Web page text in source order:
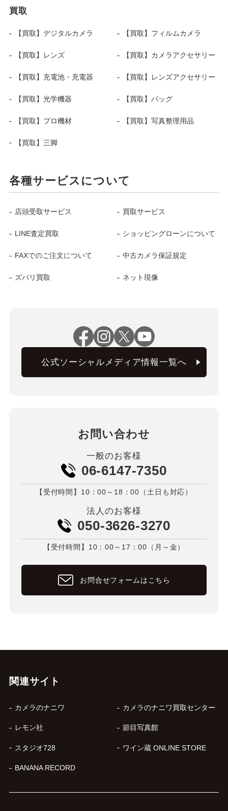
買取
【買取】デジタルカメラ 【買取】フィルムカメラ
【買取】レンズ 【買取】カメラアクセサリー
【買取】充電池・充電器 【買取】レンズアクセサリー
【買取】光学機器 【買取】バッグ
【買取】プロ機材 【買取】写真整理用品
【買取】三脚
各種サービスについて
店頭受取サービス 買取サービス
LINE査定買取 ショッピングローンについて
FAXでのご注文について 中古カメラ保証規定
ズバリ買取 ネット現像
公式ソーシャルメディア情報一覧へ
お問い合わせ
一般のお客様
06-6147-7350
【受付時間】10：00～18：00（土日も対応）
法人のお客様
050-3626-3270
【受付時間】10：00～17：00（月～金）
お問合せフォームはこちら
関連サイト
カメラのナニワ カメラのナニワ買取センター
レモン社 節目写真館
スタジオ728 ワイン蔵 ONLINE STORE
BANANA RECORD